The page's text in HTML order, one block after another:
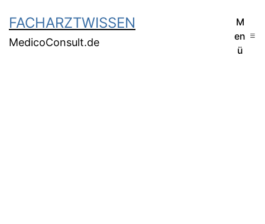
FACHARZTWISSEN
MedicoConsult.de
M
en
ü